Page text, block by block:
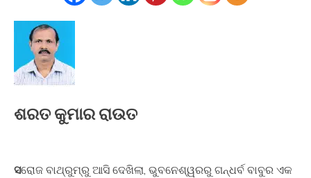
ଶରତ କୁମାର ରାଉତ
ସରୋଜ ବାଥ୍‌ରୁମ୍‌ରୁ ଆସି ଦେଖିଲା, ଭୁବନେଶ୍ୱରରୁ ଗନ୍ଧର୍ବ ବାବୁର ଏକ